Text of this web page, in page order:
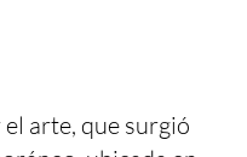
arte, que surgió